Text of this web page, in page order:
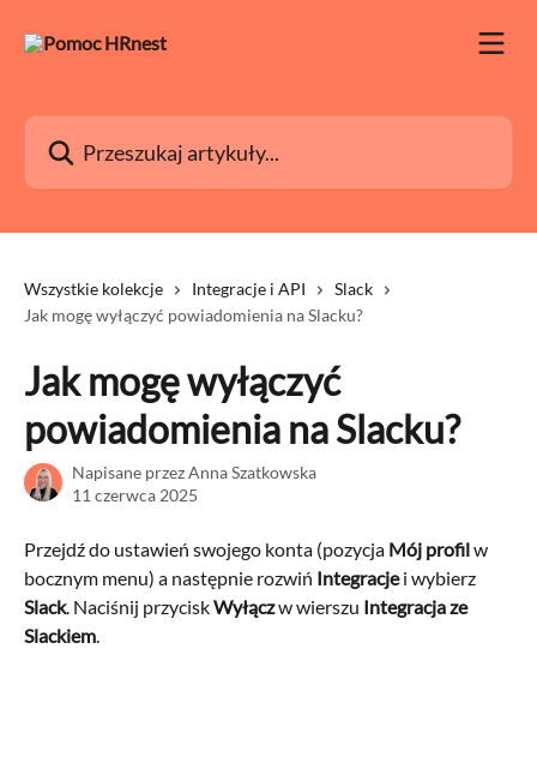
Przeszukaj artykuły...
Wszystkie kolekcje Integracje i API
Slack
Jak mogę wyłączyć powiadomienia na Slacku?
Jak mogę wyłączyć
powiadomienia na Slacku?
Napisane przezAnna Szatkowska
11 czerwca 2025
Przejdź do ustawień swojego konta (pozycja Mój profil w
bocznym menu) a następnie rozwiń Integracje i wybierz
Slack. Naciśnij przycisk Wyłącz w wierszu Integracja ze
Slackiem.